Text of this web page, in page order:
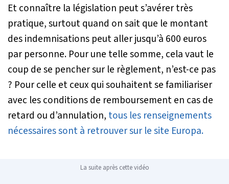
Et connaître la législation peut s’avérer très
pratique, surtout quand on sait que le montant
des indemnisations peut aller jusqu’à 600 euros
par personne. Pour une telle somme, cela vaut le
coup de se pencher sur le règlement, n’est-ce pas
? Pour celle et ceux qui souhaitent se familiariser
avec les conditions de remboursement en cas de
retard ou d’annulation, tous les renseignements
nécessaires sont à retrouver sur le site Europa.
La suite après cette vidéo